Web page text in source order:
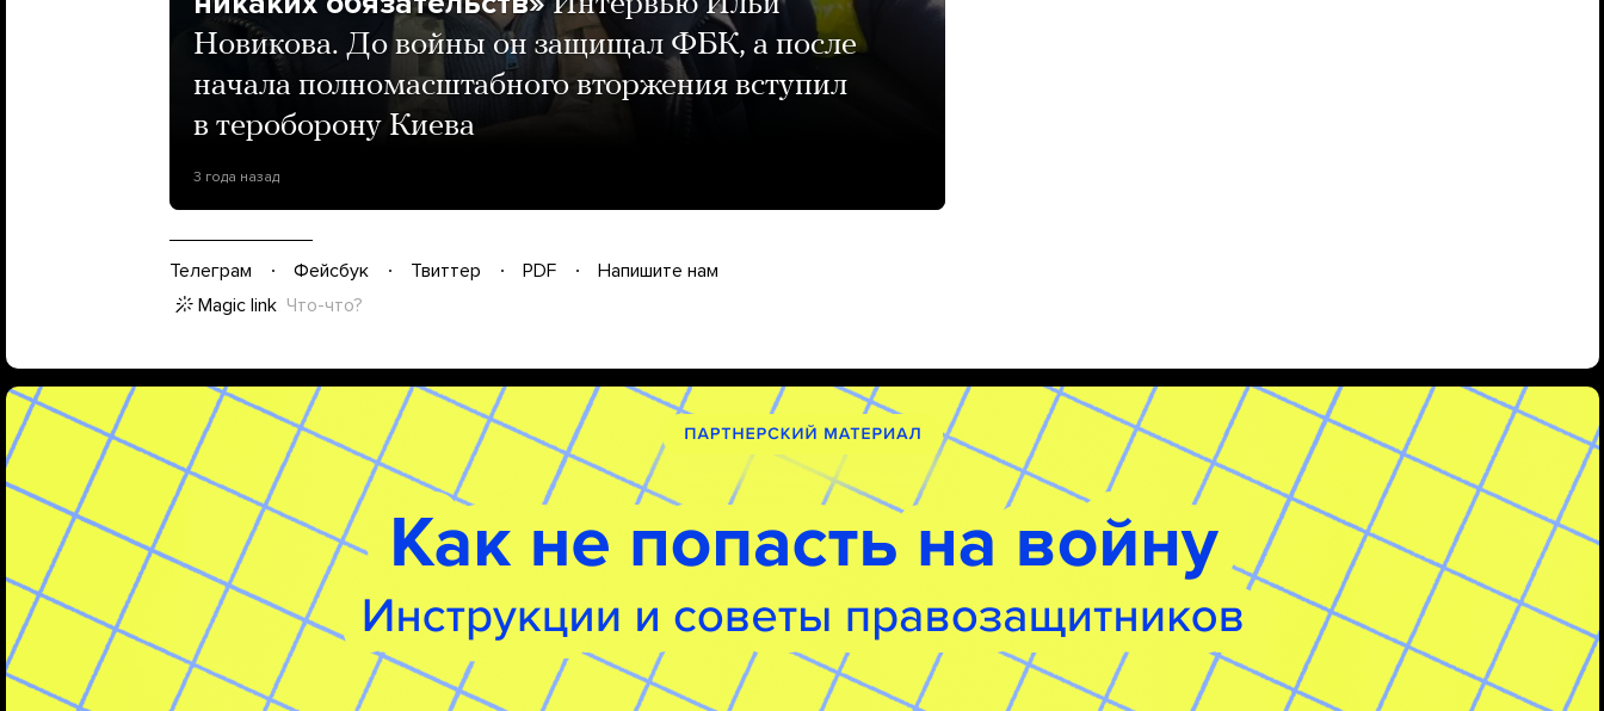
Новикова. До войны он защищал ФБК, а после
начала полномасштабного вторжения вступил
в тероборону Киева
3 года назад
Телеграм Фейсбук Твиттер PDF
Напишите нам
Magic link Что-что?